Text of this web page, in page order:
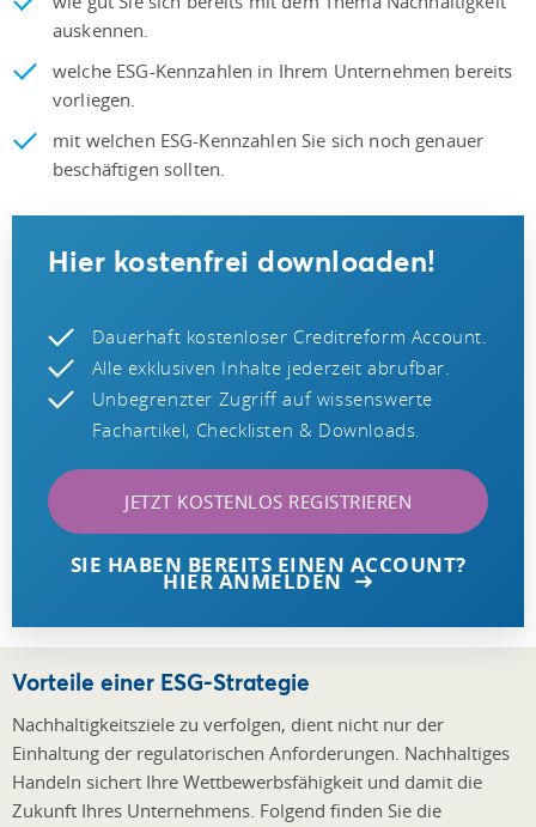
auskennen.
welche ESG-Kennzahlen in Ihrem Unternehmen bereits
vorliegen.
mit welchen ESG-Kennzahlen Sie sich noch genauer
beschäftigen sollten.
Hier kostenfrei downloaden!
Dauerhaft kostenloser Creditreform Account.
Alle exklusiven Inhalte jederzeit abrufbar.
Unbegrenzter Zugriff auf wissenswerte
Fachartikel, Checklisten & Downloads.
JETZT KOSTENLOS REGISTRIEREN
SIE HABEN BEREITS EINEN ACCOUNT?
HIER ANMELDEN
Vorteile einer ESG-Strategie
Nachhaltigkeitsziele zu verfolgen, dient nicht nur der
Einhaltung der regulatorischen Anforderungen. Nachhaltiges
Handeln sichert Ihre Wettbewerbsfähigkeit und damit die
Zukunft Ihres Unternehmens. Folgend finden Sie die